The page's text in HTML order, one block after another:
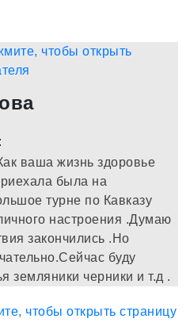
ваша жизнь здоровье
была на
турне по Кавказу
настроения .Думаю
закончились .Но
буду
земляники черники и т.д .